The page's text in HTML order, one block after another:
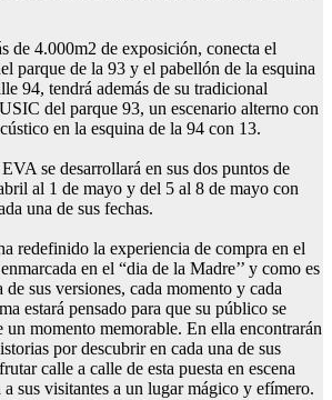
de 4.000m2 de exposición, conecta el
parque de la 93 y el pabellón de la esquina
94, tendrá además de su tradicional
del parque 93, un escenario alterno con
en la esquina de la 94 con 13.
se desarrollará en sus dos puntos de
al 1 de mayo y del 5 al 8 de mayo con
una de sus fechas.
redefinido la experiencia de compra en el
en el “dia de la Madre’’ y como es
de sus versiones, cada momento y cada
estará pensado para que su público se
un momento memorable. En ella encontrarán
por descubrir en cada una de sus
calle a calle de esta puesta en escena
a sus visitantes a un lugar mágico y efímero.